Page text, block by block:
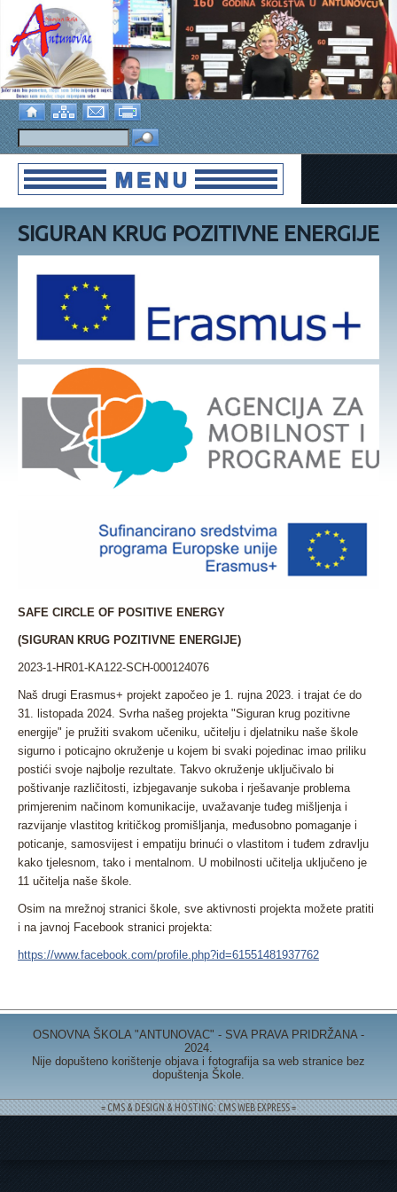
SIGURAN KRUG POZITIVNE ENERGIJE
SAFE CIRCLE OF POSITIVE ENERGY
(SIGURAN KRUG POZITIVNE ENERGIJE)
2023-1-HR01-KA122-SCH-000124076
Naš drugi Erasmus+ projekt započeo je 1. rujna 2023. i trajat će do
31. listopada 2024. Svrha našeg projekta "Siguran krug pozitivne
energije" je pružiti svakom učeniku, učitelju i djelatniku naše škole
sigurno i poticajno okruženje u kojem bi svaki pojedinac imao priliku
postići svoje najbolje rezultate. Takvo okruženje uključivalo bi
poštivanje različitosti, izbjegavanje sukoba i rješavanje problema
primjerenim načinom komunikacije, uvažavanje tuđeg mišljenja i
razvijanje vlastitog kritičkog promišljanja, međusobno pomaganje i
poticanje, samosvijest i empatiju brinući o vlastitom i tuđem zdravlju
kako tjelesnom, tako i mentalnom. U mobilnosti učitelja uključeno je
11 učitelja naše škole.
Osim na mrežnoj stranici škole, sve aktivnosti projekta možete pratiti
i na javnoj Facebook stranici projekta:
https://www.facebook.com/profile.php?id=61551481937762
OSNOVNA ŠKOLA "ANTUNOVAC" - SVA PRAVA PRIDRŽANA -
2024.
Nije dopušteno korištenje objava i fotografija sa web stranice bez
dopuštenja Škole.
= CMS & DESIGN & HOSTING: CMS WEB EXPRESS =